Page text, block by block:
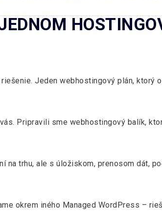
Jeden webhostingový plán, ktorý
Pripravili sme webhostingový balík,
trhu, ale s úložiskom, prenosom dát,
okrem iného Managed WordPress –